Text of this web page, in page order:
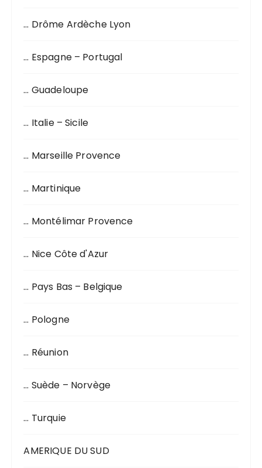
… Drôme Ardèche Lyon
… Espagne – Portugal
… Guadeloupe
… Italie – Sicile
… Marseille Provence
… Martinique
… Montélimar Provence
… Nice Côte d'Azur
… Pays Bas – Belgique
… Pologne
… Réunion
… Suède – Norvège
… Turquie
AMERIQUE DU SUD